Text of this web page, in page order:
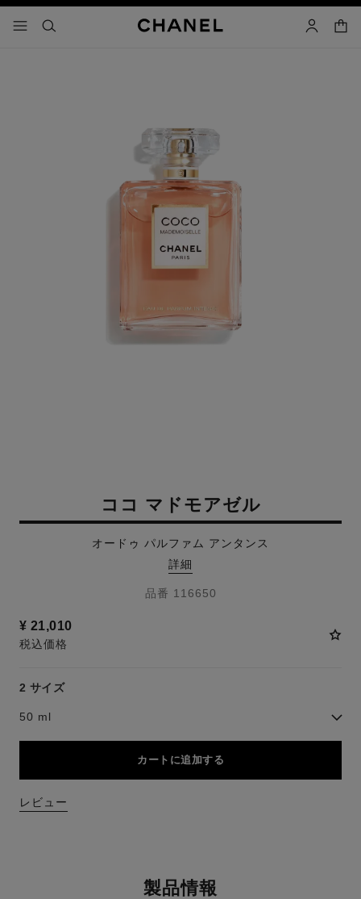
メニュー - メインナビゲーション
- メインナビゲーション
検索 マイアカ
カー
ココ マドモアゼル
オードゥ パルファム アンタンス
詳細
品番 116650
¥ 21,010
税込価格
2 サイズ
50 ml
カートに追加する
レビュー
製品情報